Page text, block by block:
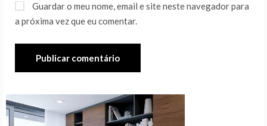
Guardar o meu nome, email e site neste navegador para
a próxima vez que eu comentar.